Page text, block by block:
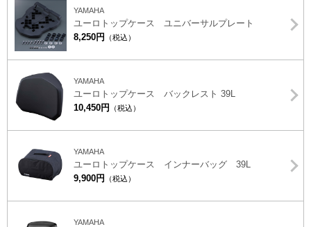
YAMAHA
ユーロトップケース ユニバーサルプレート
8,250円
（税込）
YAMAHA
ユーロトップケース バックレスト 39L
10,450円
（税込）
YAMAHA
ユーロトップケース インナーバッグ 39L
9,900円
（税込）
YAMAHA